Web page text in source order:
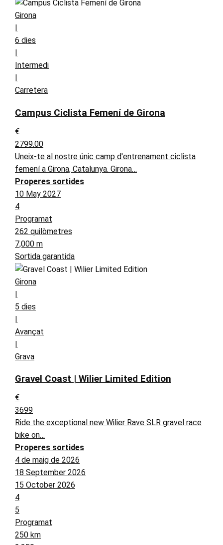
Girona
|
6 dies
|
Intermedi
|
Carretera
Campus Ciclista Femení de Girona
€
2799.00
Uneix-te al nostre únic camp d'entrenament ciclista
femení a Girona, Catalunya. Girona…
Properes sortides
10 May 2027
4
Programat
262 quilòmetres
7,000 m
Sortida garantida
Girona
|
5 dies
|
Avançat
|
Grava
Gravel Coast | Wilier Limited Edition
€
3699
Ride the exceptional new Wilier Rave SLR gravel race
bike on…
Properes sortides
4 de maig de 2026
18 September 2026
15 October 2026
4
5
Programat
250 km